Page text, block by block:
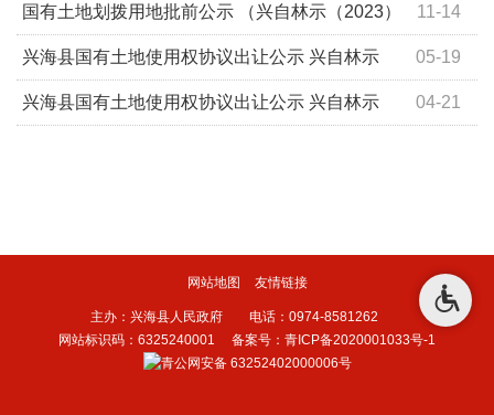
001 11-14
国有土地划拨用地批前公示 （兴自林示（2023）
5号） 05-19
兴海县国有土地使用权协议出让公示 兴自林示
【2023】3号 04-21
兴海县国有土地使用权协议出让公示 兴自林示
网站地图 友情链接
主办：兴海县人民政府 电话：0974-8581262
网站标识码：6325240001 备案号：青ICP备2020001033号-1
青公网安备 63252402000006号